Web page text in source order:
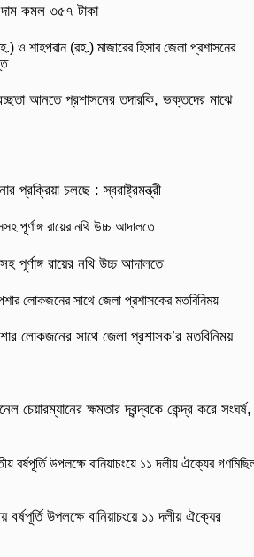
দাম কমল ৩৫৭ টাকা
আনতে প্রশাসনের তদারকি, ভক্তদের মাঝে
প্রক্রিয়া চলছে : স্বরাষ্ট্রমন্ত্রী
পূর্ণাঙ্গ রায়ের নথি উচ্চ আদালতে
লোকজনের সাথে জেলা প্রশাসক’র মতবিনিময়
চেয়ারম্যানের ক্ষমতার দ্বন্দ্বকে কেন্দ্র করে সংঘর্ষ,
উপলক্ষে বানিয়াচংয়ে ১১ দলীয় ঐক্যের